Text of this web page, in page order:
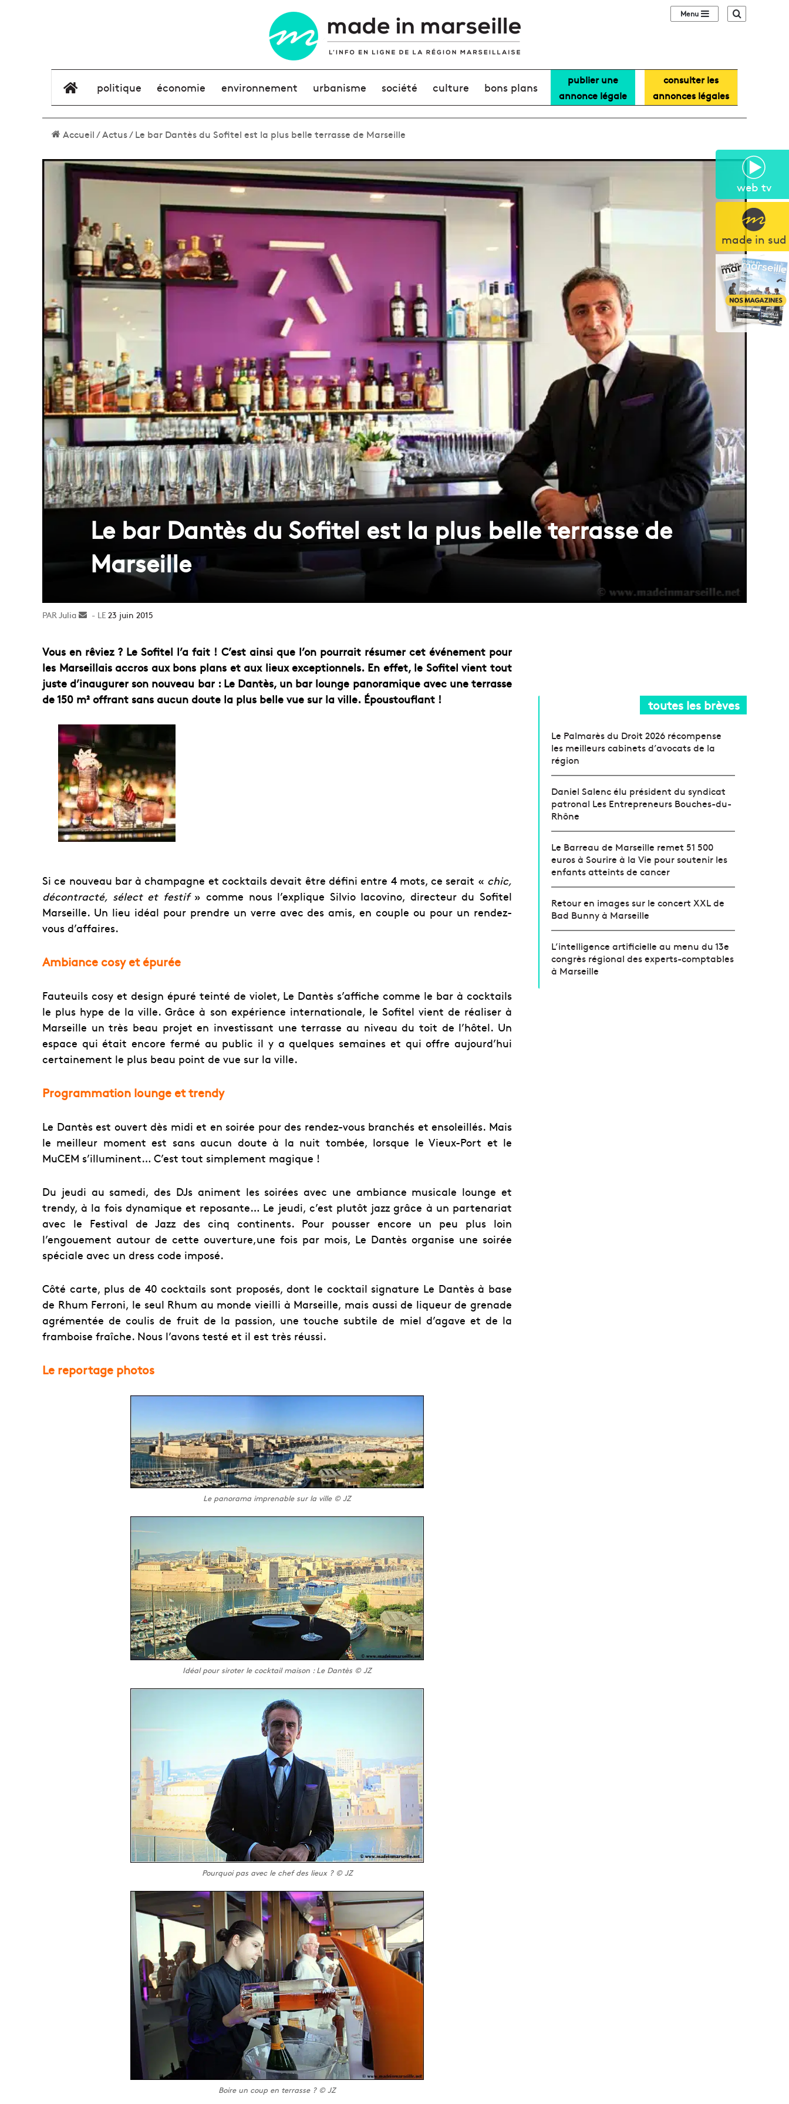
web tv
made in sud
Sidebar (barre
élément de menu
politique économie environnement urbanisme société culture bons plans
publier une
annonce légale
consulter les
annonces légales
Accueil/Actus/Le bar Dantès du Sofitel est la plus belle terrasse de Marseille
Le bar Dantès du Sofitel est la plus belle terrasse de
Marseille
Julia
Envoyer23 juin 2015
Vous en rêviez ? Le Sofitel l’a fait ! C’est ainsi que l’on pourrait résumer cet événement pour
les Marseillais accros aux bons plans et aux lieux exceptionnels. En effet, le Sofitel vient tout
juste d’inaugurer son nouveau bar : Le Dantès, un bar lounge panoramique avec une terrasse
de 150 m² offrant sans aucun doute la plus belle vue sur la ville. Époustouflant !
Si ce nouveau bar à champagne et cocktails devait être défini entre 4 mots, ce serait « chic,
décontracté, sélect et festif» comme nous l’explique Silvio Iacovino, directeur du Sofitel
Marseille. Un lieu idéal pour prendre un verre avec des amis, en couple ou pour un rendez-
vous d’affaires.
Ambiance cosy et épurée
Fauteuils cosy et design épuré teinté de violet, Le Dantès s’affiche comme le bar à cocktails
le plus hype de la ville. Grâce à son expérience internationale, le Sofitel vient de réaliser à
Marseille un très beau projet en investissant une terrasse au niveau du toit de l’hôtel. Un
espace qui était encore fermé au public il y a quelques semaines et qui offre aujourd’hui
certainement le plus beau point de vue sur la ville.
Programmation lounge et trendy
Le Dantès est ouvert dès midi et en soirée pour des rendez-vous branchés et ensoleillés. Mais
le meilleur moment est sans aucun doute à la nuit tombée, lorsque le Vieux-Port et le
MuCEM s’illuminent… C’est tout simplement magique !
Du jeudi au samedi, des DJs animent les soirées avec une ambiance musicale lounge et
trendy, à la fois dynamique et reposante… Le jeudi, c’est plutôt jazz grâce à un partenariat
avec le Festival de Jazz des cinq continents. Pour pousser encore un peu plus loin
l’engouement autour de cette ouverture,une fois par mois, Le Dantès organise une soirée
spéciale avec un dress code imposé.
Côté carte, plus de 40 cocktails sont proposés, dont le cocktail signature Le Dantès à base
de Rhum Ferroni, le seul Rhum au monde vieilli à Marseille, mais aussi de liqueur de grenade
agrémentée de coulis de fruit de la passion, une touche subtile de miel d’agave et de la
framboise fraîche. Nous l’avons testé et il est très réussi.
Le reportage photos
Le panorama imprenable sur la ville © JZ
Idéal pour siroter le cocktail maison : Le Dantès © JZ
Pourquoi pas avec le chef des lieux ? © JZ
Boire un coup en terrasse ? © JZ
toutes les brèves
Le Palmarès du Droit 2026 récompense
les meilleurs cabinets d’avocats de la
région
Daniel Salenc élu président du syndicat
patronal Les Entrepreneurs Bouches-du-
Rhône
Le Barreau de Marseille remet 51 500
euros à Sourire à la Vie pour soutenir les
enfants atteints de cancer
Retour en images sur le concert XXL de
Bad Bunny à Marseille
L’intelligence artificielle au menu du 13e
congrès régional des experts-comptables
à Marseille